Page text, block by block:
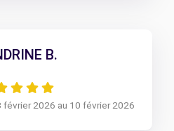
B.
2026 au 10 février 2026